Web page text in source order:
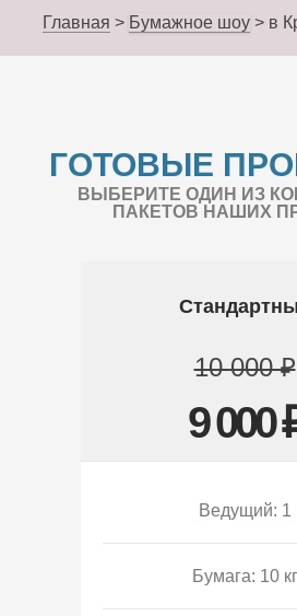
Главная > Бумажное шоу > в
ГОТОВЫЕ
ВЫБЕРИТЕ ОДИН ИЗ
ПАКЕТОВ НАШИХ
10 000 ₽
9 000
Ведущий: 1
Бумага: 10 кг